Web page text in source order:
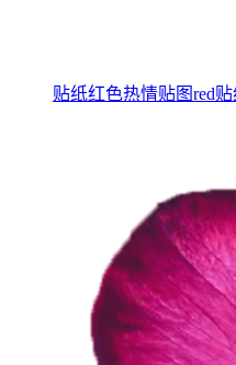
贴纸红色热情贴图red